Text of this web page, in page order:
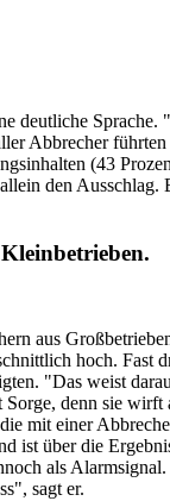
deutliche
Abbrecher
(43
den
aus
hoch.
"Das weist
denn sie
mit einer
ist über die
als
sagt er.